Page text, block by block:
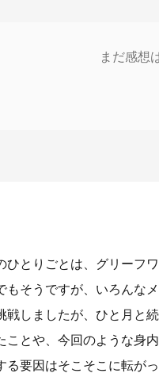
まだ感想
ひとりごとは、グリーフ
もそうですが、いろんな
戦しましたが、ひと月と
ことや、今回のような身
る要因はそこそこに転が